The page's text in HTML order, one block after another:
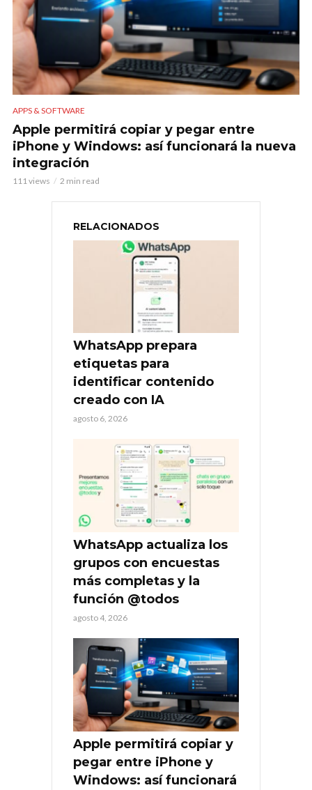
APPS & SOFTWARE
Apple permitirá copiar y pegar entre
iPhone y Windows: así funcionará la nueva
integración
111 views 2 min read
RELACIONADOS
WhatsApp prepara
etiquetas para
identificar contenido
creado con IA
agosto 6, 2026
WhatsApp actualiza los
grupos con encuestas
más completas y la
función @todos
agosto 4, 2026
Apple permitirá copiar y
pegar entre iPhone y
Windows: así funcionará